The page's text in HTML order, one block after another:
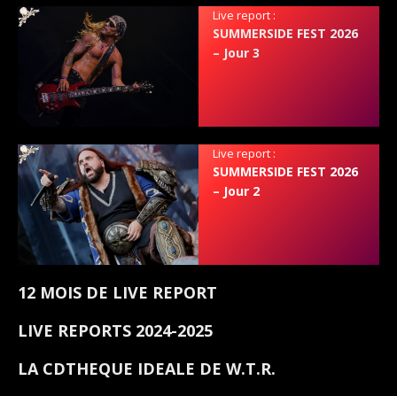
Live report :
SUMMERSIDE FEST 2026
– Jour 3
Live report :
SUMMERSIDE FEST 2026
– Jour 2
12 MOIS DE LIVE REPORT
LIVE REPORTS 2024-2025
LA CDTHEQUE IDEALE DE W.T.R.